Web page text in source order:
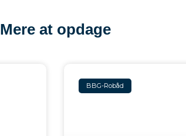
Mere at opdage
BBG-Robåd